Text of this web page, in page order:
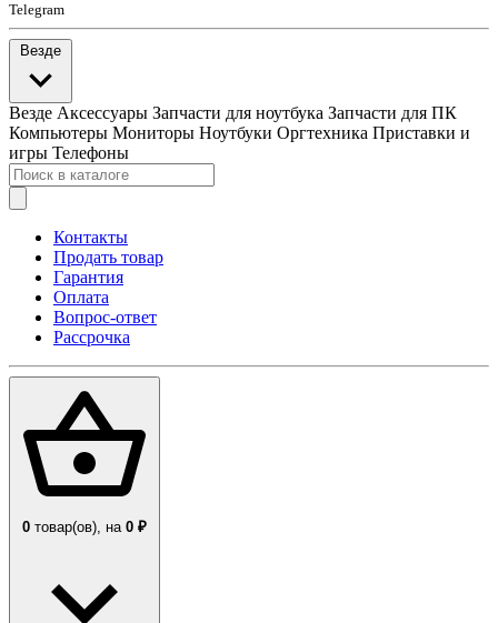
Telegram
Везде
Везде Аксессуары Запчасти для ноутбука Запчасти для ПК
Компьютеры Мониторы Ноутбуки Оргтехника Приставки и
игры Телефоны
Контакты
Продать товар
Гарантия
Оплата
Вопрос-ответ
Рассрочка
0 товар(ов), на 0 ₽